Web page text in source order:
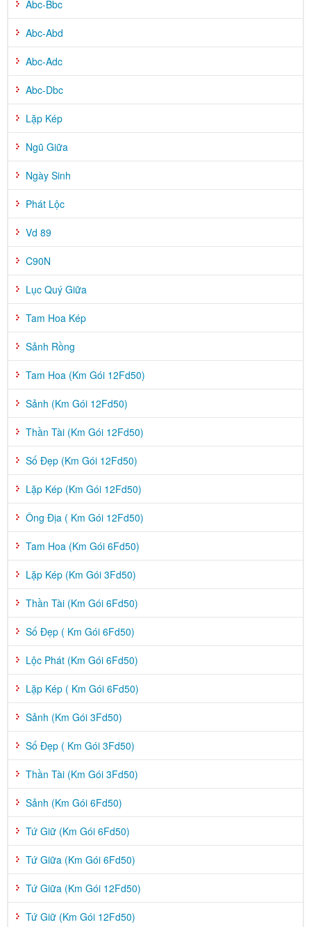
Abc-Bbc
Abc-Abd
Abc-Adc
Abc-Dbc
Lặp Kép
Ngũ Giữa
Ngày Sinh
Phát Lộc
Vd 89
C90N
Lục Quý Giữa
Tam Hoa Kép
Sảnh Rồng
Tam Hoa (Km Gói 12Fd50)
Sảnh (Km Gói 12Fd50)
Thần Tài (Km Gói 12Fd50)
Số Đẹp (Km Gói 12Fd50)
Lặp Kép (Km Gói 12Fd50)
Ông Địa ( Km Gói 12Fd50)
Tam Hoa (Km Gói 6Fd50)
Lặp Kép (Km Gói 3Fd50)
Thần Tài (Km Gói 6Fd50)
Số Đẹp ( Km Gói 6Fd50)
Lộc Phát (Km Gói 6Fd50)
Lặp Kép ( Km Gói 6Fd50)
Sảnh (Km Gói 3Fd50)
Số Đẹp ( Km Gói 3Fd50)
Thần Tài (Km Gói 3Fd50)
Sảnh (Km Gói 6Fd50)
Tứ Giữ (Km Gói 6Fd50)
Tứ Giữa (Km Gói 6Fd50)
Tứ Giữa (Km Gói 12Fd50)
Tứ Giữ (Km Gói 12Fd50)